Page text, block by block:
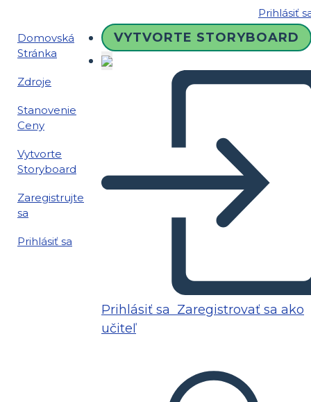
Prihlásiť
Domovská
Stránka
Zdroje
Stanovenie
Ceny
Vytvorte
Storyboard
Zaregistrujte
sa
Prihlásiť sa
VYTVORTE STORYBOARD
Prihlásiť sa Zaregistrovať sa ako
učiteľ